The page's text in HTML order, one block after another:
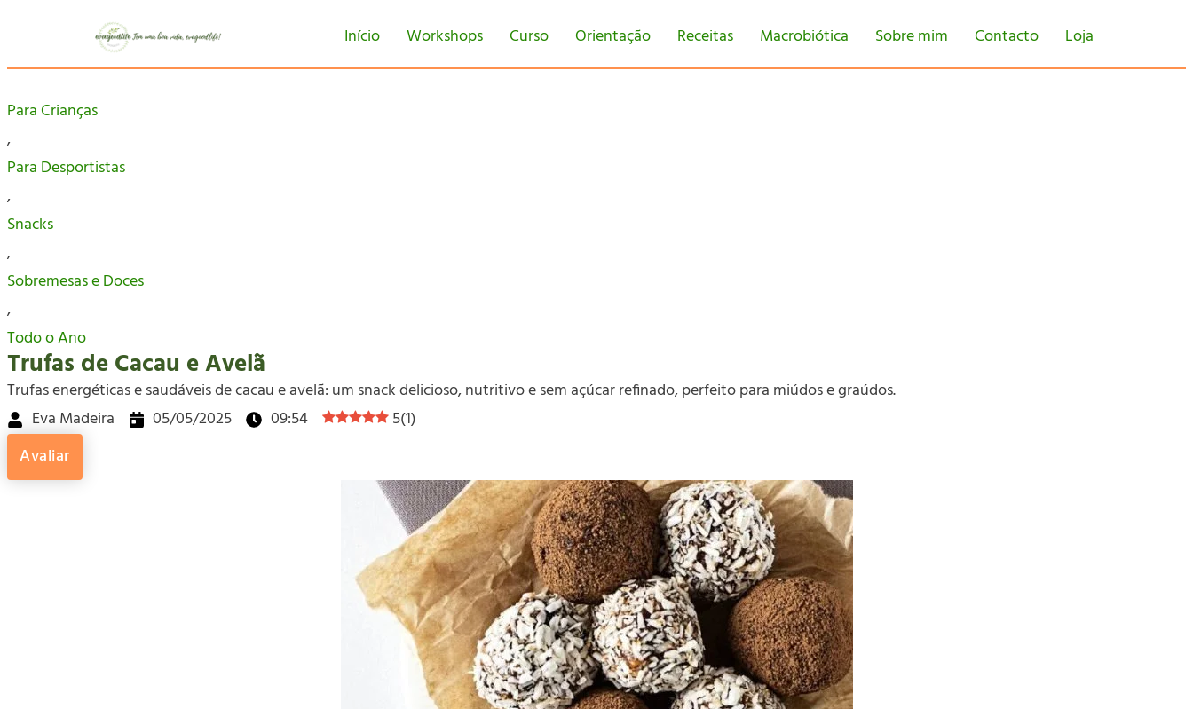
Início Workshops Curso Orientação Receitas Macrobiótica Sobre mim Contacto Loja
Para Crianças
,
Para Desportistas
,
Snacks
,
Sobremesas e Doces
,
Todo o Ano
Trufas de Cacau e Avelã
Trufas energéticas e saudáveis de cacau e avelã: um snack delicioso, nutritivo e sem açúcar refinado, perfeito para miúdos e graúdos.
Eva Madeira
05/05/2025 09:54 5(1)
Avaliar